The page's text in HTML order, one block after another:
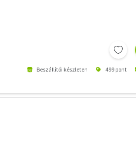
Beszállítói készleten 499 pont